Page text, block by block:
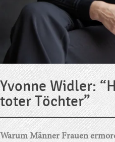
Yvonne Widler:
toter Töchter”
Warum Männer Frauen